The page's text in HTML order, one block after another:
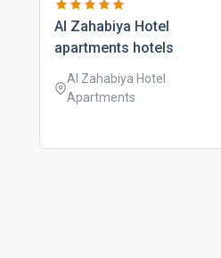
al zahabiya hotel
apartments hotels
Al Zahabiya Hotel
Apartments